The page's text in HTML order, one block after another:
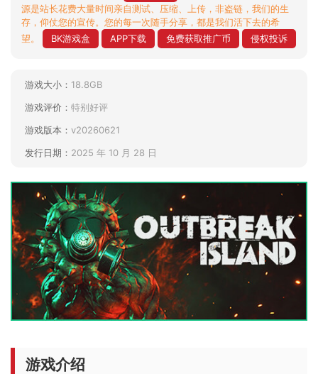
源是站长花费大量时间亲自测试、压缩、上传，非盗链，我们的生
存，仰仗您的宣传。您的每一次随手分享，都是我们活下去的希
望。
BK游戏盒 APP下载 免费获取推广币 侵权投诉
游戏大小： 18.8GB
游戏评价： 特别好评
游戏版本： v20260621
发行日期： 2025 年 10 月 28 日
游戏介绍